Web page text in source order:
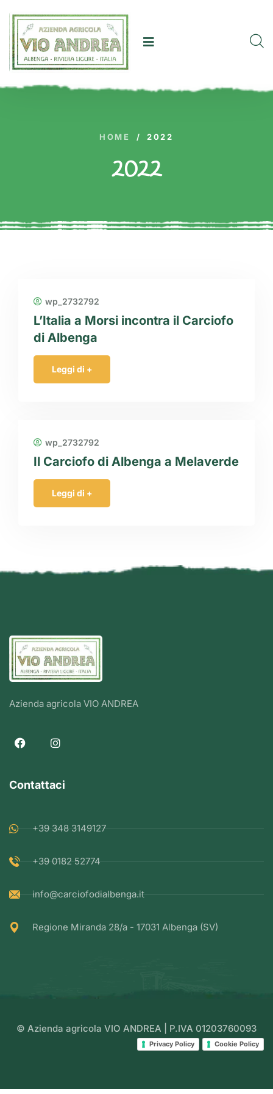
HOME / 2022
2022
wp_2732792
L’Italia a Morsi incontra il Carciofo
di Albenga
Leggi di +
wp_2732792
Il Carciofo di Albenga a Melaverde
Leggi di +
Azienda agricola VIO ANDREA
Contattaci
+39 348 3149127
+39 0182 52774
info@carciofodialbenga.it
Regione Miranda 28/a - 17031 Albenga (SV)
© Azienda agricola VIO ANDREA | P.IVA 01203760093
Privacy Policy Cookie Policy